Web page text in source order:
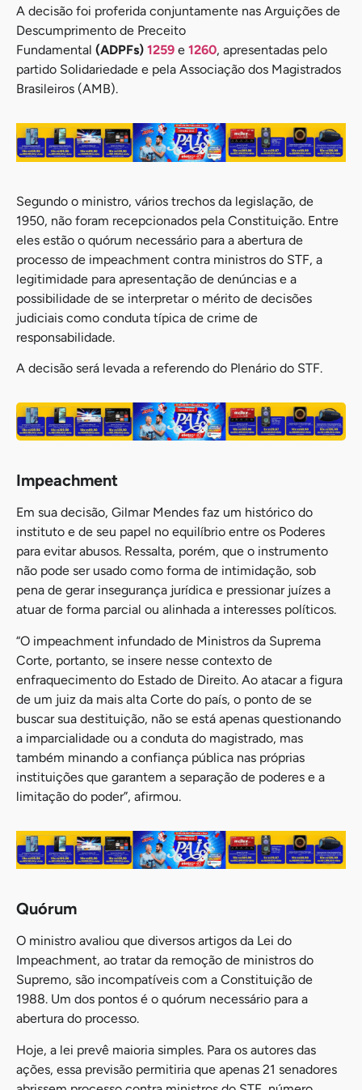
A decisão foi proferida conjuntamente nas Arguições de
Descumprimento de Preceito
Fundamental (ADPFs) 1259 e 1260, apresentadas pelo
partido Solidariedade e pela Associação dos Magistrados
Brasileiros (AMB).
Segundo o ministro, vários trechos da legislação, de
1950, não foram recepcionados pela Constituição. Entre
eles estão o quórum necessário para a abertura de
processo de impeachment contra ministros do STF, a
legitimidade para apresentação de denúncias e a
possibilidade de se interpretar o mérito de decisões
judiciais como conduta típica de crime de
responsabilidade.
A decisão será levada a referendo do Plenário do STF.
Impeachment
Em sua decisão, Gilmar Mendes faz um histórico do
instituto e de seu papel no equilíbrio entre os Poderes
para evitar abusos. Ressalta, porém, que o instrumento
não pode ser usado como forma de intimidação, sob
pena de gerar insegurança jurídica e pressionar juízes a
atuar de forma parcial ou alinhada a interesses políticos.
“O impeachment infundado de Ministros da Suprema
Corte, portanto, se insere nesse contexto de
enfraquecimento do Estado de Direito. Ao atacar a figura
de um juiz da mais alta Corte do país, o ponto de se
buscar sua destituição, não se está apenas questionando
a imparcialidade ou a conduta do magistrado, mas
também minando a confiança pública nas próprias
instituições que garantem a separação de poderes e a
limitação do poder”, afirmou.
Quórum
O ministro avaliou que diversos artigos da Lei do
Impeachment, ao tratar da remoção de ministros do
Supremo, são incompatíveis com a Constituição de
1988. Um dos pontos é o quórum necessário para a
abertura do processo.
Hoje, a lei prevê maioria simples. Para os autores das
ações, essa previsão permitiria que apenas 21 senadores